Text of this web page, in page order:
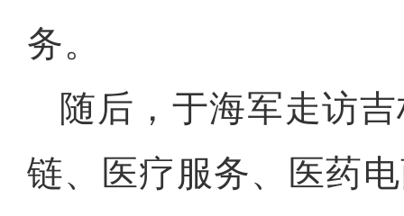
务。
随后，于海军走访
链、医疗服务、医药